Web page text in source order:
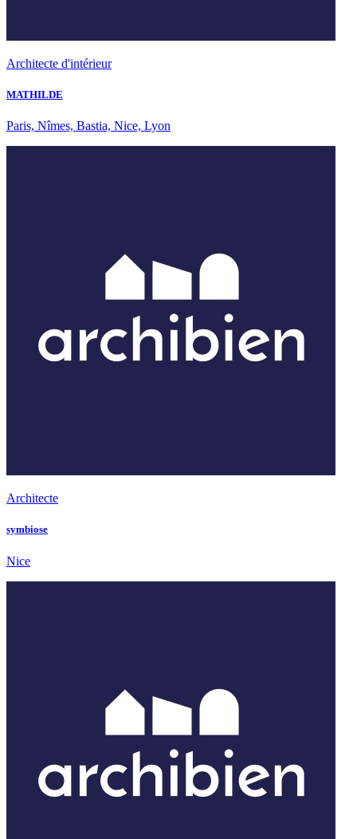
Architecte d'intérieur
MATHILDE
Paris, Nîmes, Bastia, Nice, Lyon
Architecte
symbiose
Nice